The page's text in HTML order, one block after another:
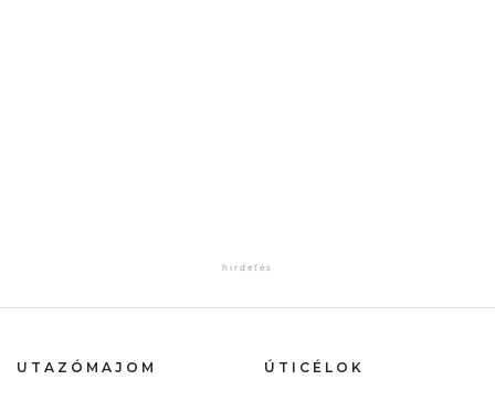
UTAZÓMAJOM ÚTICÉLOK